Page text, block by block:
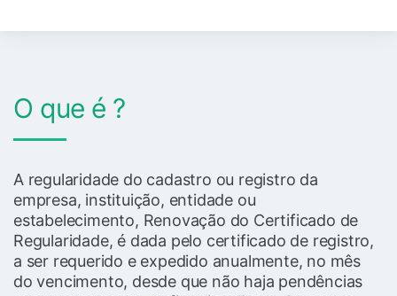
O que é ?
A regularidade do cadastro ou registro da
empresa, instituição, entidade ou
estabelecimento, Renovação do Certificado de
Regularidade, é dada pelo certificado de registro,
a ser requerido e expedido anualmente, no mês
do vencimento, desde que não haja pendências